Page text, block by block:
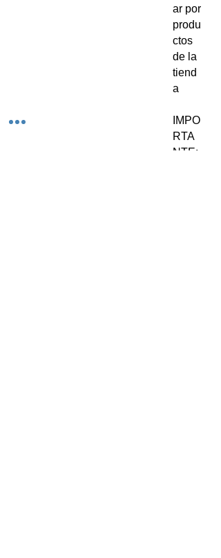
ar por
produ
ctos
de la
tiend
a
IMPO
RTA
NTE: